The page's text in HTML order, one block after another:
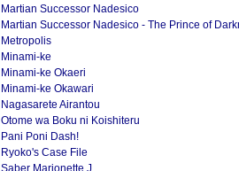
Martian Successor Nadesico
Martian Successor Nadesico - The Prince of
Metropolis
Minami-ke
Minami-ke Okaeri
Minami-ke Okawari
Nagasarete Airantou
Otome wa Boku ni Koishiteru
Pani Poni Dash!
Ryoko's Case File
Saber Marionette J